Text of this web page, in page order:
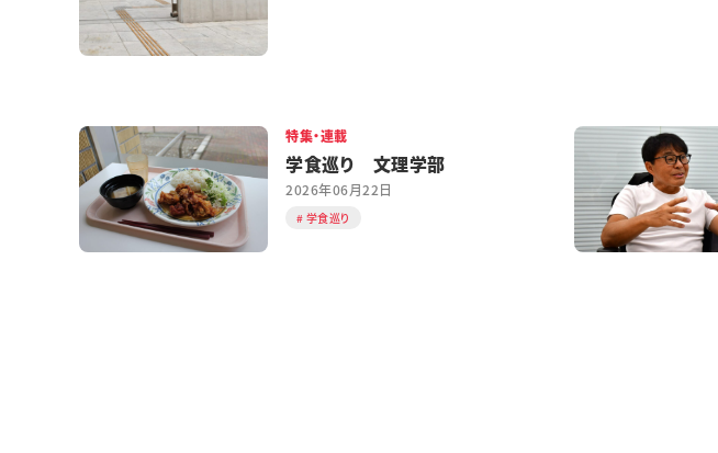
特集・連載
学食巡り 文理学部
2026年06月22日
学食巡り